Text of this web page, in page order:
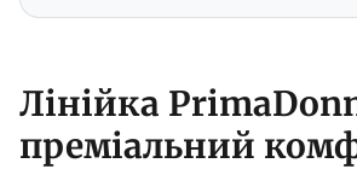
Лінійка
преміальний